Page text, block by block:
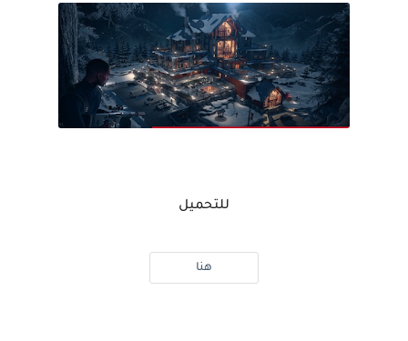
للتحميل
هنا